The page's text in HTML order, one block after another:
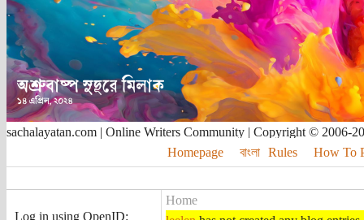
sachalayatan.com | Online Writers Community | Copyright © 2006-
Homepage
বাংলা Rules How To
Log in using OpenID:
Home